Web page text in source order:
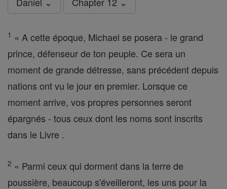
1 « A cette époque, Michael se posera - le grand
prince, défenseur de ton peuple. Ce sera un
moment de grande détresse, sans précédent depuis
nations ont vu le jour en premier. Lorsque ce
moment arrive, vos propres personnes seront
épargnés - tous ceux dont les noms sont inscrits
dans le Livre .
2 « Parmi ceux qui dorment dans la terre de
poussière, beaucoup s'éveilleront, les uns pour la